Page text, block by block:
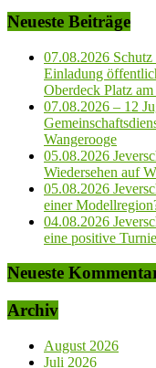
Neueste Beiträge
07.08.2026
Einladung
Oberdeck Platz
07.08.2026 – 12
Wangerooge
05.08.2026
Wiedersehen auf
05.08.2026
einer
04.08.2026
eine positive
Neueste
Archiv
August 2026
Juli 2026